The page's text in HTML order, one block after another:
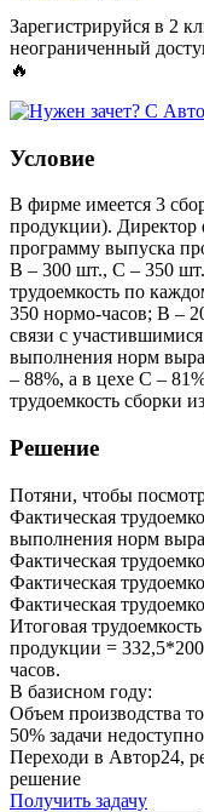
Зарегистрируйся в 2
неограниченный
🔥
Условие
В фирме имеется 3
продукции).
программу выпуска
В – 300 шт., С – 350
трудоемкость по
350 нормо-часов; В –
связи с
выполнения норм
– 88%, а в цехе С –
трудоемкость сборки
Решение
Потяни, чтобы
Фактическая
выполнения норм
Фактическая
Фактическая
Фактическая
Итоговая
продукции =
часов.
В базисном году:
Объем производства
50% задачи
Переходи в Автор24,
решение
Получить задачу